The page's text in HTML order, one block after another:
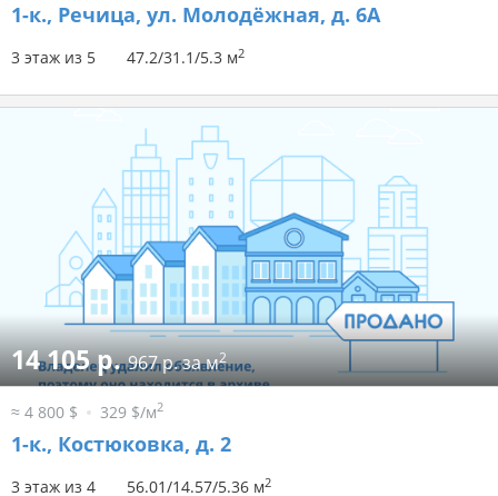
1-к., Речица, ул. Молодёжная, д. 6А
3 этаж из 5 47.2/31.1/5.3 м2
14 105 р.967 р. за м2
≈ 4 800 $ 329 $/м2
1-к., Костюковка, д. 2
3 этаж из 4 56.01/14.57/5.36 м2